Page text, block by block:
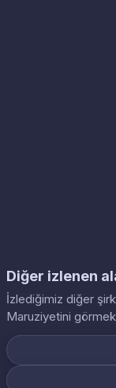
Diğer izlenen
İzlediğimiz diğer
Maruziyetini görmek